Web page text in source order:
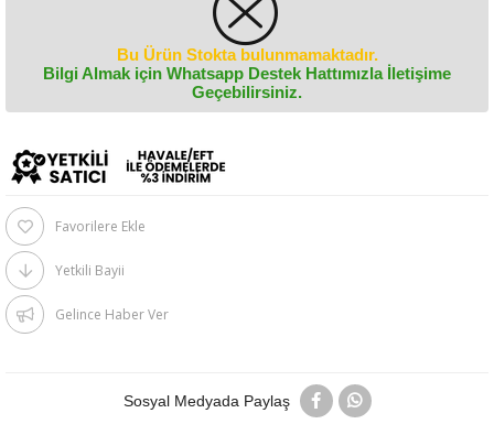
Bu Ürün Stokta bulunmamaktadır.
Bilgi Almak için Whatsapp Destek Hattımızla İletişime
Geçebilirsiniz.
Favorilere Ekle
Yetkili Bayii
Gelince Haber Ver
Sosyal Medyada Paylaş